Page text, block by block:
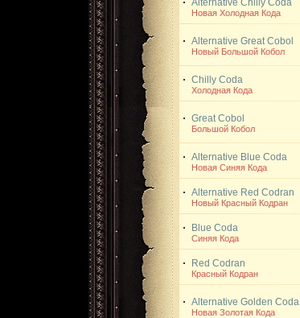
Alternative Chilly Coda
Новая Холодная Кода
Alternative Great Cobol
Новый Большой Кобол
Chilly Coda
Холодная Кода
Great Cobol
Большой Кобол
Alternative Blue Coda
Новая Синяя Кода
Alternative Red Codran
Новый Красный Кодран
Blue Coda
Синяя Кода
Red Codran
Красный Кодран
Alternative Golden Coda
Новая Золотая Кода